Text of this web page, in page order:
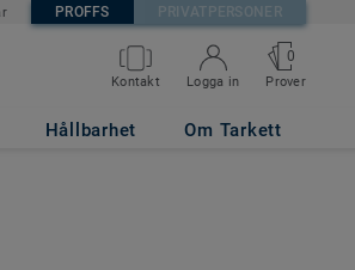
PROFFS PRIVATPERSONER
Kontakt Logga in
0
Prover
Hållbarhet Om Tarkett